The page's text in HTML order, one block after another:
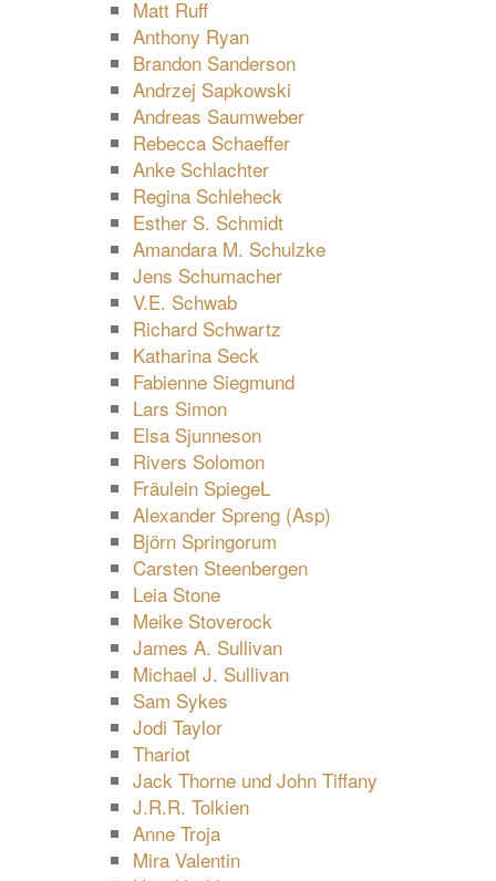
Matt Ruff
Anthony Ryan
Brandon Sanderson
Andrzej Sapkowski
Andreas Saumweber
Rebecca Schaeffer
Anke Schlachter
Regina Schleheck
Esther S. Schmidt
Amandara M. Schulzke
Jens Schumacher
V.E. Schwab
Richard Schwartz
Katharina Seck
Fabienne Siegmund
Lars Simon
Elsa Sjunneson
Rivers Solomon
Fräulein SpiegeL
Alexander Spreng (Asp)
Björn Springorum
Carsten Steenbergen
Leia Stone
Meike Stoverock
James A. Sullivan
Michael J. Sullivan
Sam Sykes
Jodi Taylor
Thariot
Jack Thorne und John Tiffany
J.R.R. Tolkien
Anne Troja
Mira Valentin